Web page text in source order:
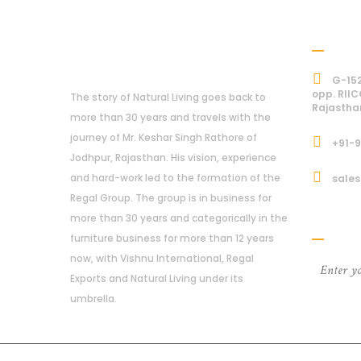
The story of Natural Living goes back to
more than 30 years and travels with the
journey of Mr. Keshar Singh Rathore of
Jodhpur, Rajasthan. His vision, experience
and hard-work led to the formation of the
Regal Group. The group is in business for
more than 30 years and categorically in the
furniture business for more than 12 years
now, with Vishnu International, Regal
Exports and Natural Living under its
umbrella.
G-
opp.
+91-